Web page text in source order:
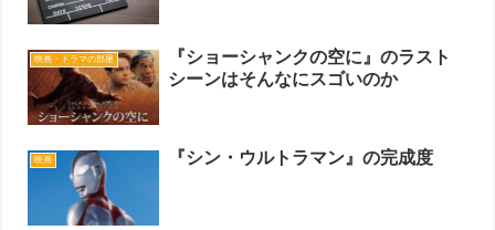
映画・ドラマの部屋
『ショーシャンクの空に』のラスト
シーンはそんなにスゴいのか
映画 『シン・ウルトラマン』の完成度